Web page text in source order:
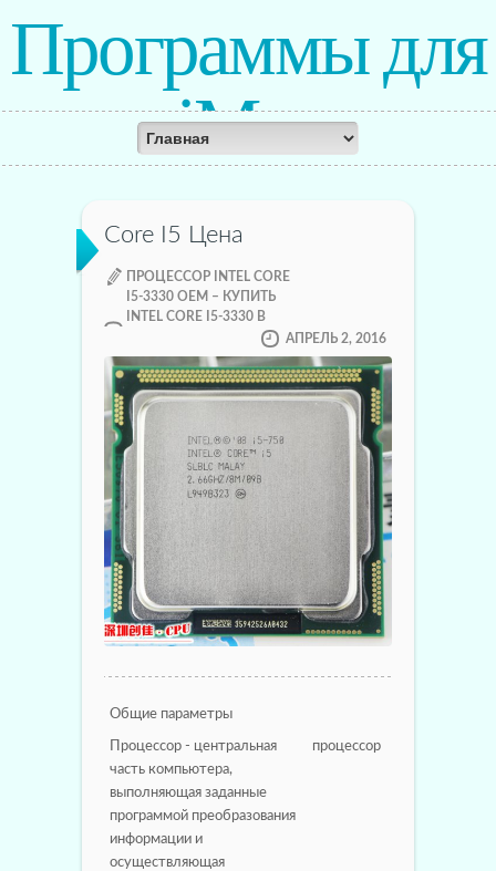
Программы для
iMac
Core I5 Цена
ПРОЦЕССОР INTEL CORE
I5-3330 OEM – КУПИТЬ
INTEL CORE I5-3330 В
АПРЕЛЬ 2, 2016
Общие параметры
Процессор - центральная
часть компьютера,
выполняющая заданные
программой преобразования
информации и
осуществляющая
процессор